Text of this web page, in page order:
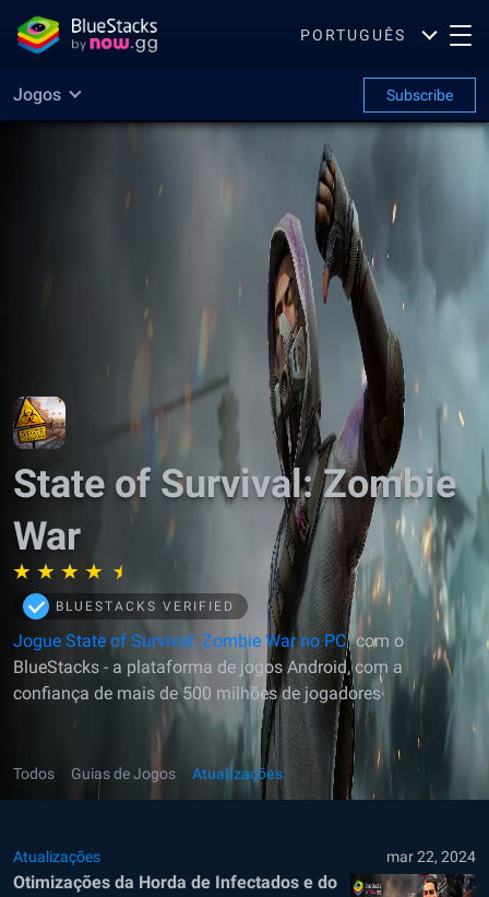
PORTUGUÊS
Jogos Subscribe
State of Survival: Zombie
War
BLUESTACKS VERIFIED
Jogue State of Survival: Zombie War no PC com o
BlueStacks - a plataforma de jogos Android, com a
confiança de mais de 500 milhões de jogadores
Todos Guias de Jogos Atualizações
Atualizações mar 22, 2024
Otimizações da Horda de Infectados e do